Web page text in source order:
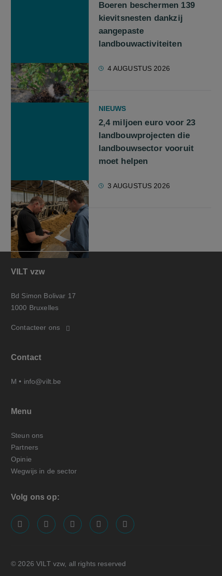
Boeren beschermen 139
kievitsnesten dankzij
aangepaste
landbouwactiviteiten
4 AUGUSTUS 2026
NIEUWS
2,4 miljoen euro voor 23
landbouwprojecten die
landbouwsector vooruit
moet helpen
3 AUGUSTUS 2026
VILT vzw
Bd Simon Bolivar 17
1000 Bruxelles
Contacteer ons
Contact
M • info@vilt.be
Menu
Steun ons
Partners
Opinie
Wegwijs in de sector
Volg ons op:
screenreader.visit us on our facebook page: https://
screenreader.visit us on our linkedin page:
screenreader.visit us on our
screenreader.visit us on our x
screenreader.visit us on
© 2026 VILT vzw, all rights reserved